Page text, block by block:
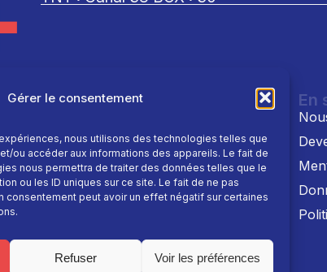
Gérer le consentement
nous utilisons des technologies telles que
ou accéder aux informations des appareils. Le fait de
nous permettra de traiter des données telles que le
ou les ID uniques sur ce site. Le fait de ne pas
consentement peut avoir un effet négatif sur certaines
Refuser Voir les préférences
Replay
Direct
Programme TV
Le média
En